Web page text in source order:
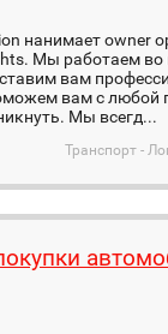
нанимает оwner
Мы работаем во
вам
вам с любой
Мы всегд...
Транспорт -